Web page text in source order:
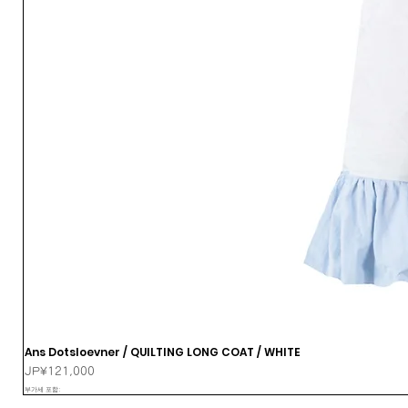
Ans Dotsloevner / QUILTING LONG COAT / WHITE
가격
JP¥121,000
부가세 포함: